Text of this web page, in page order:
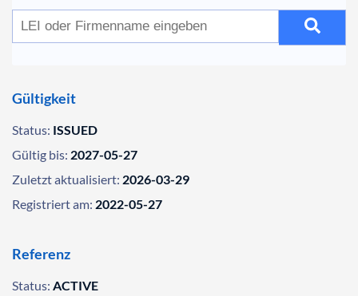
Gültigkeit
Status: ISSUED
Gültig bis: 2027-05-27
Zuletzt aktualisiert: 2026-03-29
Registriert am: 2022-05-27
Referenz
Status: ACTIVE